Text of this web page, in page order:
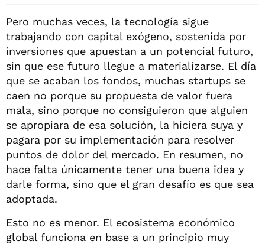
Pero muchas veces, la tecnología sigue
trabajando con capital exógeno, sostenida por
inversiones que apuestan a un potencial futuro,
sin que ese futuro llegue a materializarse. El día
que se acaban los fondos, muchas startups se
caen no porque su propuesta de valor fuera
mala, sino porque no consiguieron que alguien
se apropiara de esa solución, la hiciera suya y
pagara por su implementación para resolver
puntos de dolor del mercado. En resumen, no
hace falta únicamente tener una buena idea y
darle forma, sino que el gran desafío es que sea
adoptada.
Esto no es menor. El ecosistema económico
global funciona en base a un principio muy